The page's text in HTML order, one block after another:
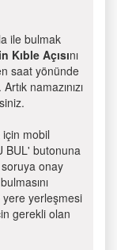
ile bulmak
Kıble Açısını
saat yönünde
namazınızı
mobil
BUL' butonuna
soruya onay
yerleşmesi
gerekli olan